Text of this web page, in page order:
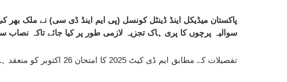
سوالیہ پرچوں کا پری ہاک تجزیہ لازمی طور پر کیا جائے تاکہ نصاب
تفصیلات کے مطابق ایم ڈی کیٹ 2025 کا امتحان 26 اکتوبر کو منعقد ہوگا جسکے امتحان کے لیے 1 لاکھ 40 ہزار 125 امیدوار رجسٹرڈ ہوئے ہیں۔